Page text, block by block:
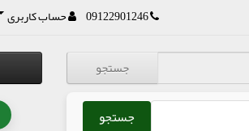
09122901246 حساب کاربری
جستجو
جستجو